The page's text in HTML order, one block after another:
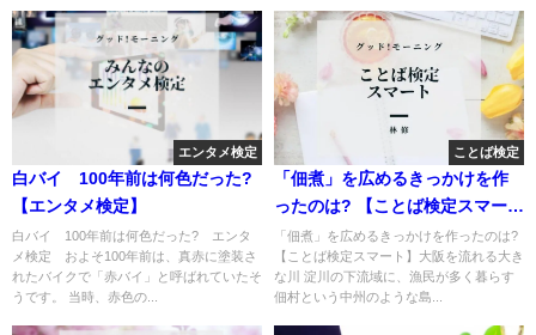
エンタメ検定
白バイ 100年前は何色だった?
【エンタメ検定】
白バイ 100年前は何色だった? エンタ
メ検定 およそ100年前は、真赤に塗装さ
れたバイクで「赤バイ」と呼ばれていたそ
うです。 当時、赤色の...
ことば検定
「佃煮」を広めるきっかけを作
ったのは? 【ことば検定スマー
ト】
「佃煮」を広めるきっかけを作ったのは?
【ことば検定スマート】大阪を流れる大き
な川 淀川の下流域に、漁民が多く暮らす
佃村という中州のような島...